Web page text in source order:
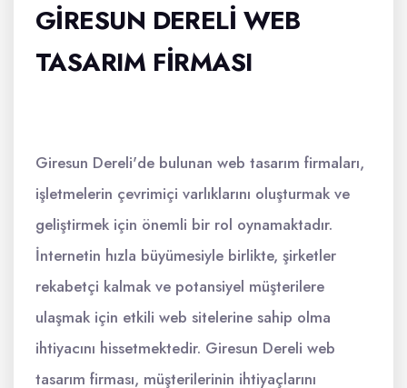
GIRESUN DERELI WEB
TASARIM FIRMASI
Giresun Dereli'de bulunan web tasarım firmaları,
işletmelerin çevrimiçi varlıklarını oluşturmak ve
geliştirmek için önemli bir rol oynamaktadır.
İnternetin hızla büyümesiyle birlikte, şirketler
rekabetçi kalmak ve potansiyel müşterilere
ulaşmak için etkili web sitelerine sahip olma
ihtiyacını hissetmektedir. Giresun Dereli web
tasarım firması, müşterilerinin ihtiyaçlarını